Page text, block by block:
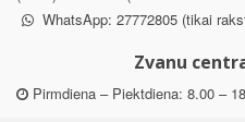
WhatsApp: 27772805 (tikai
Zvanu
Pirmdiena – Piektdiena: 8.00 –